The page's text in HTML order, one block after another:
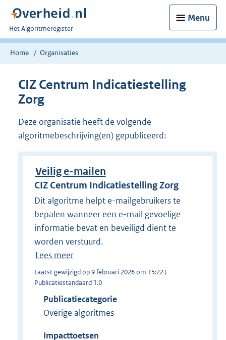
Menu
U
bent
nu
Het Algoritmeregister
Home Organisaties
CIZ Centrum Indicatiestelling
Zorg
Deze organisatie heeft de volgende
algoritmebeschrijving(en) gepubliceerd:
Veilig e-mailen
CIZ Centrum Indicatiestelling Zorg
Dit algoritme helpt e-mailgebruikers te
bepalen wanneer een e-mail gevoelige
informatie bevat en beveiligd dient te
worden verstuurd.
Lees meer
Laatst gewijzigd op 9 februari 2026 om 15:22 |
Publicatiestandaard 1.0
Publicatiecategorie
Overige algoritmes
Impacttoetsen